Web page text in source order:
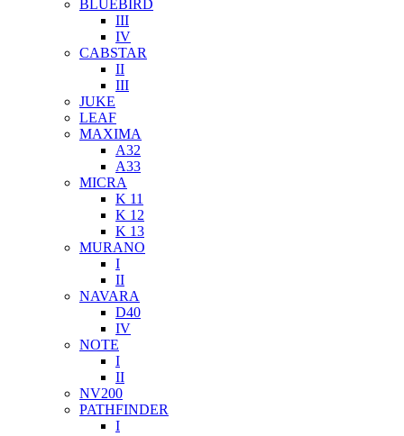
BLUEBIRD
III
IV
CABSTAR
II
III
JUKE
LEAF
MAXIMA
A32
A33
MICRA
K 11
K 12
K 13
MURANO
I
II
NAVARA
D40
IV
NOTE
I
II
NV200
PATHFINDER
I